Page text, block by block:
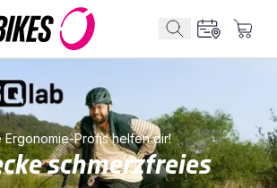
Ergonomie-Profis helfen dir!
schmerzfreies